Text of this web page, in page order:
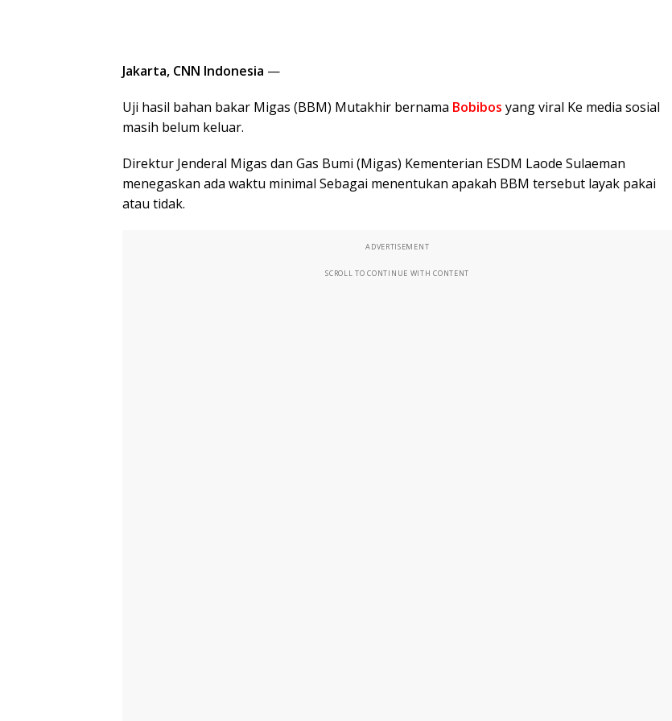
Jakarta, CNN Indonesia —
Uji hasil bahan bakar Migas (BBM) Mutakhir bernama Bobibos yang viral Ke media sosial
masih belum keluar.
Direktur Jenderal Migas dan Gas Bumi (Migas) Kementerian ESDM Laode Sulaeman
menegaskan ada waktu minimal Sebagai menentukan apakah BBM tersebut layak pakai
atau tidak.
ADVERTISEMENT
SCROLL TO CONTINUE WITH CONTENT